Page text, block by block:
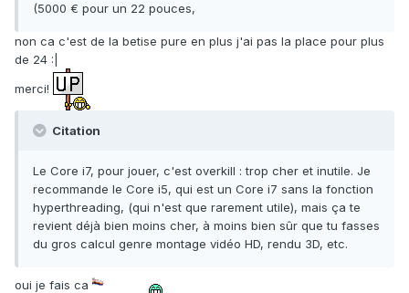
(5000 € pour un 22 pouces,
non ca c'est de la betise pure en plus j'ai pas la place pour plus
de 24 :|
merci!
Citation
Le Core i7, pour jouer, c'est overkill : trop cher et inutile. Je
recommande le Core i5, qui est un Core i7 sans la fonction
hyperthreading, (qui n'est que rarement utile), mais ça te
revient déjà bien moins cher, à moins bien sûr que tu fasses
du gros calcul genre montage vidéo HD, rendu 3D, etc.
oui je fais ca